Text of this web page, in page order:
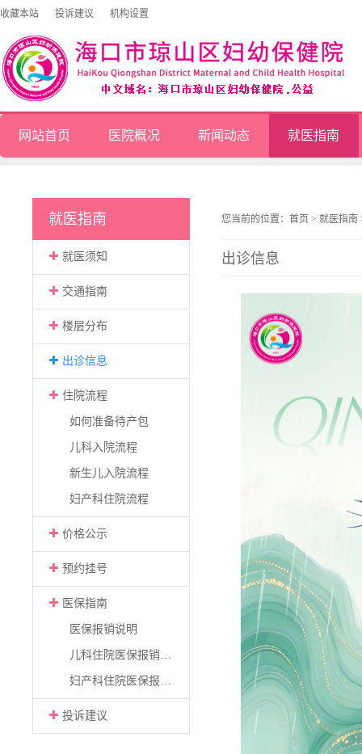
收藏本站 投诉建议 机构设置
网站首页 医院概况 新闻动态 就医指南
就医指南
就医须知
交通指南
楼层分布
出诊信息
住院流程
如何准备待产包
儿科入院流程
新生儿入院流程
妇产科住院流程
价格公示
预约挂号
医保指南
医保报销说明
儿科住院医保报销流程
妇产科住院医保报销流程
投诉建议
您当前的位置： 首页 > 就医指南
出诊信息